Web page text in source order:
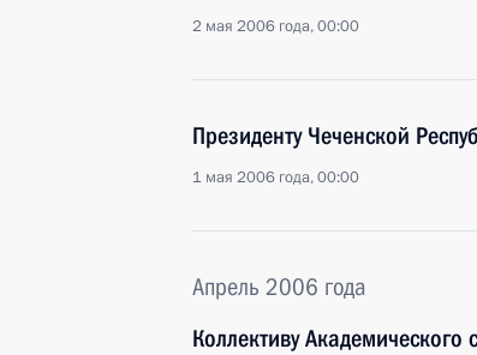
2 мая 2006 года, 00:00
Президенту Чеченской
1 мая 2006 года, 00:00
Апрель 2006 года
Коллективу